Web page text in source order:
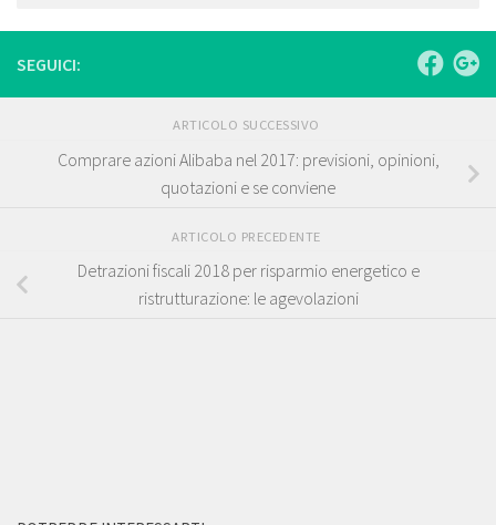
SEGUICI:
ARTICOLO SUCCESSIVO
Comprare azioni Alibaba nel 2017: previsioni, opinioni,
quotazioni e se conviene
ARTICOLO PRECEDENTE
Detrazioni fiscali 2018 per risparmio energetico e
ristrutturazione: le agevolazioni